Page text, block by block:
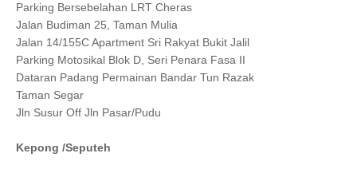
Parking Bersebelahan LRT Cheras
Jalan Budiman 25, Taman Mulia
Jalan 14/155C Apartment Sri Rakyat Bukit Jalil
Parking Motosikal Blok D, Seri Penara Fasa II
Dataran Padang Permainan Bandar Tun Razak
Taman Segar
Jln Susur Off Jln Pasar/Pudu
Kepong /Seputeh